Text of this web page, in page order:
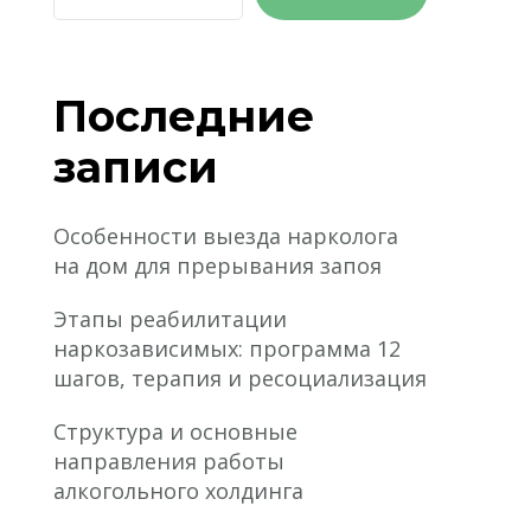
Последние
записи
Особенности выезда нарколога
на дом для прерывания запоя
Этапы реабилитации
наркозависимых: программа 12
шагов, терапия и ресоциализация
Структура и основные
направления работы
алкогольного холдинга